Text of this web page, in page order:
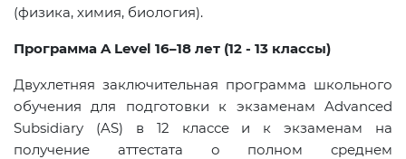
(физика, химия, биология).
Программа A Level 16–18 лет (12 - 13 классы)
Двухлетняя заключительная программа школьного
обучения для подготовки к экзаменам Advanced
Subsidiary (AS) в 12 классе и к экзаменам на
получение аттестата о полном среднем